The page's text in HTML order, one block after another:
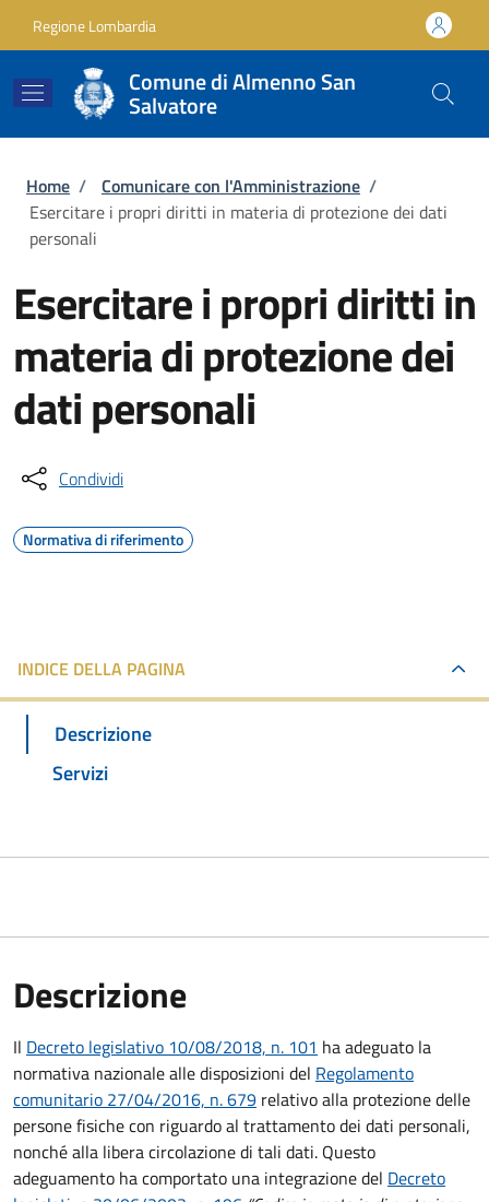
Regione Lombardia
Comune di Almenno San
Salvatore
Briciole di pane
Home / Comunicare con l'Amministrazione /
Esercitare i propri diritti in materia di protezione dei dati
personali
Esercitare i propri diritti in
materia di protezione dei
dati personali
Condividi
Normativa di riferimento
INDICE DELLA PAGINA
Descrizione
Servizi
Descrizione
Il Decreto legislativo 10/08/2018, n. 101 ha adeguato la
normativa nazionale alle disposizioni del Regolamento
comunitario 27/04/2016, n. 679 relativo alla protezione delle
persone fisiche con riguardo al trattamento dei dati personali,
nonché alla libera circolazione di tali dati. Questo
adeguamento ha comportato una integrazione del Decreto